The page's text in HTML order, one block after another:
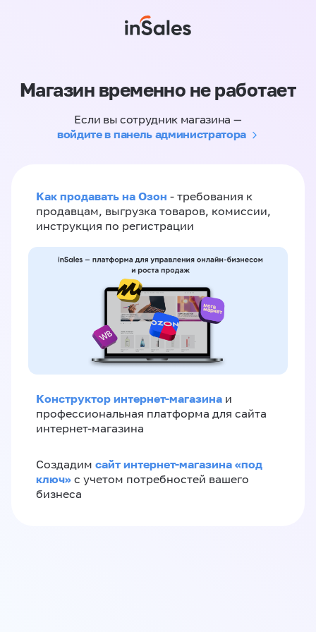
Магазин временно не работает
Если вы сотрудник магазина —
войдите в панель администратора
Как продавать на Озон - требования к
продавцам, выгрузка товаров, комиссии,
инструкция по регистрации
Конструктор интернет-магазина и
профессиональная платформа для сайта
интернет-магазина
Создадим сайт интернет-магазина «под
ключ» с учетом потребностей вашего
бизнеса